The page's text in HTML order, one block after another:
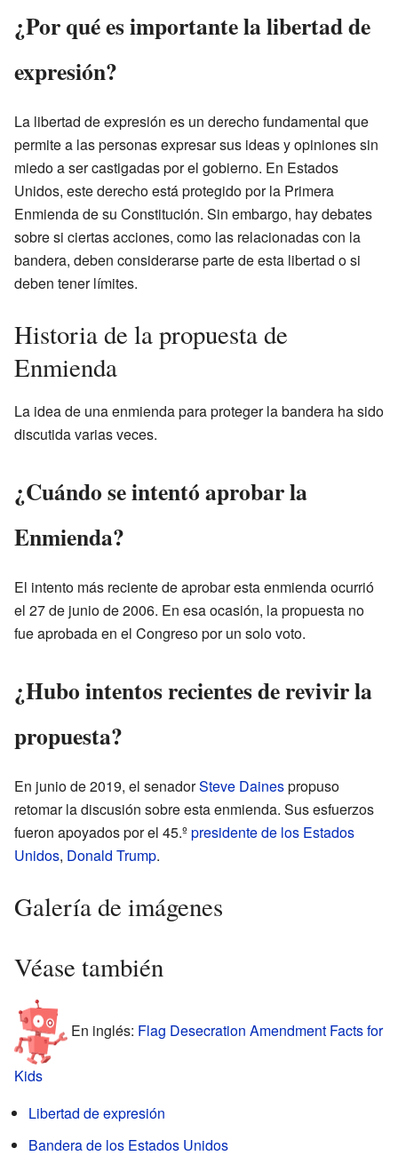
¿Por qué es importante la libertad de
expresión?
La libertad de expresión es un derecho fundamental que
permite a las personas expresar sus ideas y opiniones sin
miedo a ser castigadas por el gobierno. En Estados
Unidos, este derecho está protegido por la Primera
Enmienda de su Constitución. Sin embargo, hay debates
sobre si ciertas acciones, como las relacionadas con la
bandera, deben considerarse parte de esta libertad o si
deben tener límites.
Historia de la propuesta de
Enmienda
La idea de una enmienda para proteger la bandera ha sido
discutida varias veces.
¿Cuándo se intentó aprobar la
Enmienda?
El intento más reciente de aprobar esta enmienda ocurrió
el 27 de junio de 2006. En esa ocasión, la propuesta no
fue aprobada en el Congreso por un solo voto.
¿Hubo intentos recientes de revivir la
propuesta?
En junio de 2019, el senadorSteve Dainespropuso
retomar la discusión sobre esta enmienda. Sus esfuerzos
fueron apoyados por el 45.ºpresidente de los Estados
Unidos, Donald Trump.
Galería de imágenes
Véase también
En inglés: Flag Desecration Amendment Facts for
Kids
Libertad de expresión
Bandera de los Estados Unidos